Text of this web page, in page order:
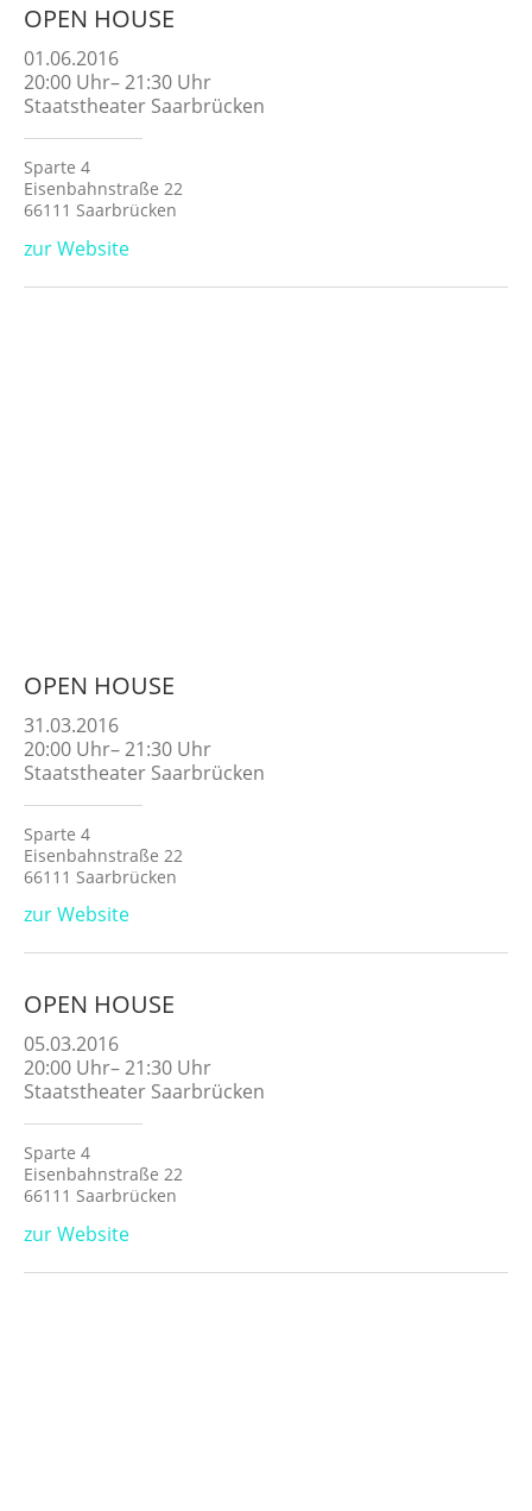
OPEN HOUSE
01.06.2016
20:00 Uhr–21:30 Uhr
Staatstheater Saarbrücken
Sparte 4
Eisenbahnstraße 22
66111 Saarbrücken
zur Website
OPEN HOUSE
31.03.2016
20:00 Uhr–21:30 Uhr
Staatstheater Saarbrücken
Sparte 4
Eisenbahnstraße 22
66111 Saarbrücken
zur Website
OPEN HOUSE
05.03.2016
20:00 Uhr–21:30 Uhr
Staatstheater Saarbrücken
Sparte 4
Eisenbahnstraße 22
66111 Saarbrücken
zur Website